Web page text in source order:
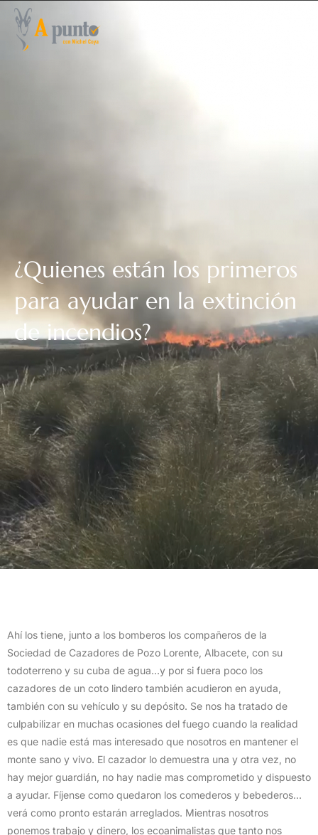
¿Quienes están los primeros
para ayudar en la extinción
de incendios?
Ahí los tiene, junto a los bomberos los compañeros de la
Sociedad de Cazadores de Pozo Lorente, Albacete, con su
todoterreno y su cuba de agua…y por si fuera poco los
cazadores de un coto lindero también acudieron en ayuda,
también con su vehículo y su depósito. Se nos ha tratado de
culpabilizar en muchas ocasiones del fuego cuando la realidad
es que nadie está mas interesado que nosotros en mantener el
monte sano y vivo. El cazador lo demuestra una y otra vez, no
hay mejor guardián, no hay nadie mas comprometido y dispuesto
a ayudar. Fíjense como quedaron los comederos y bebederos…
verá como pronto estarán arreglados. Mientras nosotros
ponemos trabajo y dinero, los ecoanimalistas que tanto nos